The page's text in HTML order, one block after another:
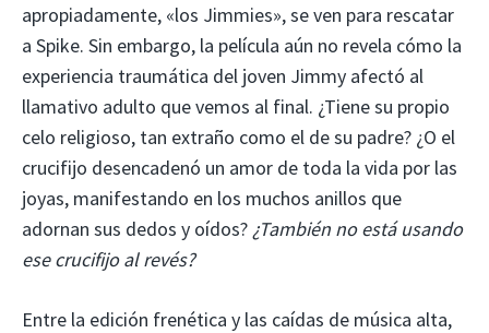
apropiadamente, «los Jimmies», se ven para rescatar
a Spike. Sin embargo, la película aún no revela cómo la
experiencia traumática del joven Jimmy afectó al
llamativo adulto que vemos al final. ¿Tiene su propio
celo religioso, tan extraño como el de su padre? ¿O el
crucifijo desencadenó un amor de toda la vida por las
joyas, manifestando en los muchos anillos que
adornan sus dedos y oídos? ¿También no está usando
ese crucifijo al revés?
Entre la edición frenética y las caídas de música alta,